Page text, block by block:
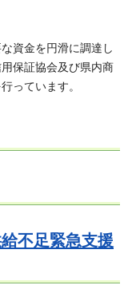
資金を円滑に調達し
保証協会及び県内商
っています。
不足緊急支援